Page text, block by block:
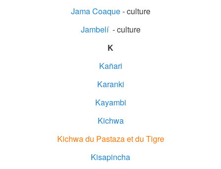
Jama Coaque- culture
Jambelí- culture
K
Kañari
Karanki
Kayambi
Kichwa
Kichwa du Pastaza et du Tigre
Kisapincha